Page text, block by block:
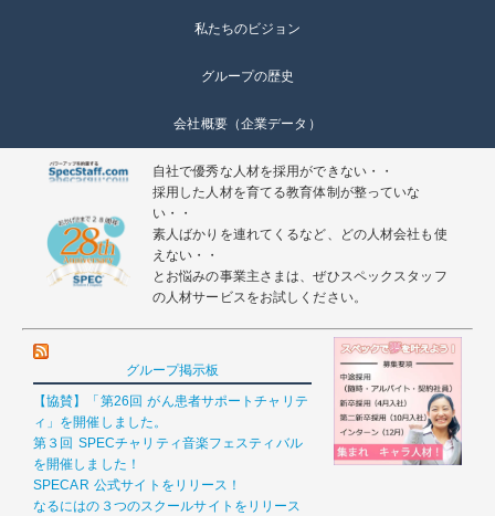
私たちのビジョン
グループの歴史
会社概要（企業データ）
自社で優秀な人材を採用ができない・・
採用した人材を育てる教育体制が整っていな
い・・
素人ばかりを連れてくるなど、どの人材会社も使
えない・・
とお悩みの事業主さまは、ぜひスペックスタッフ
の人材サービスをお試しください。
グループ掲示板
【協賛】「第26回 がん患者サポートチャリテ
ィ」を開催しました。
第３回 SPECチャリティ音楽フェスティバル
を開催しました！
SPECAR 公式サイトをリリース！
なるにはの３つのスクールサイトをリリース